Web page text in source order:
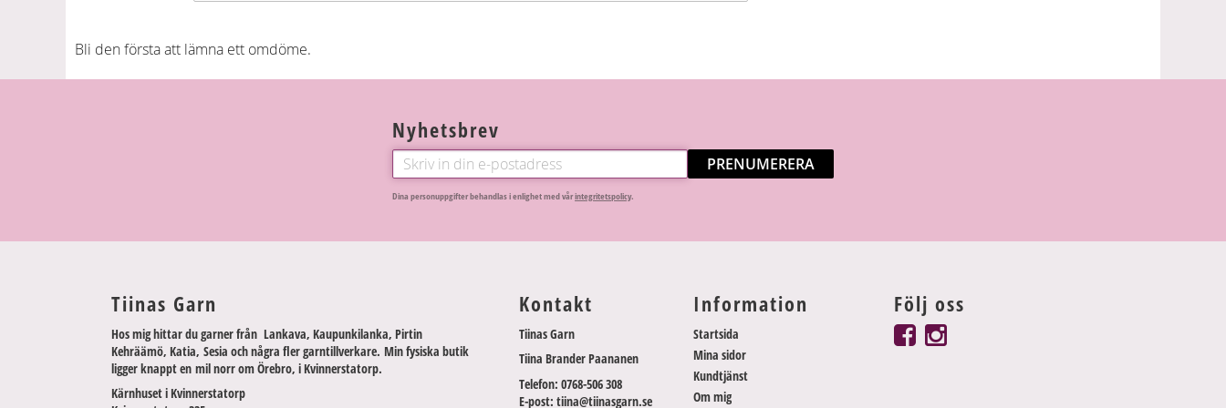
Bli den första att lämna ett omdöme.
Nyhetsbrev
PRENUMERERA
Dina personuppgifter behandlas i enlighet med vårintegritetspolicy.
Tiinas Garn
Hos mig hittar du garner från Lankava, Kaupunkilanka, Pirtin
Kehräämö, Katia, Sesia och några fler garntillverkare. Min fysiska butik
ligger knappt en mil norr om Örebro, i Kvinnerstatorp.
Kärnhuset i Kvinnerstatorp
Kontakt
Tiinas Garn
Tiina Brander Paananen
Telefon: 0768-506 308
E-post: tiina@tiinasgarn.se
Information
Startsida
Mina sidor
Kundtjänst
Om mig
Följ oss